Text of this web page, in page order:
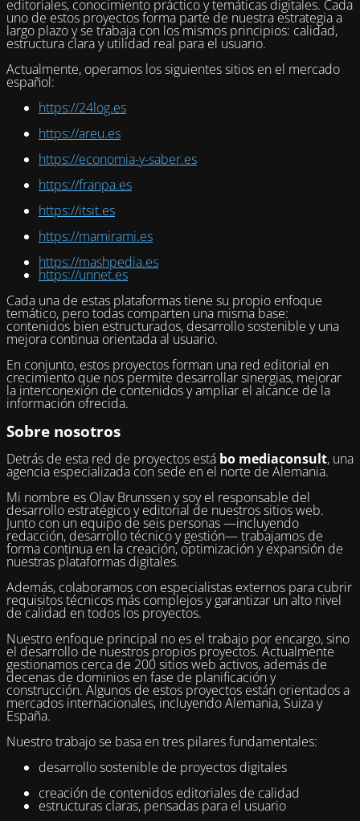
editoriales, conocimiento práctico y temáticas digitales. Cada
uno de estos proyectos forma parte de nuestra estrategia a
largo plazo y se trabaja con los mismos principios: calidad,
estructura clara y utilidad real para el usuario.
Actualmente, operamos los siguientes sitios en el mercado
español:
https://24log.es
https://areu.es
https://economia-y-saber.es
https://franpa.es
https://itsit.es
https://mamirami.es
https://mashpedia.es
https://unnet.es
Cada una de estas plataformas tiene su propio enfoque
temático, pero todas comparten una misma base:
contenidos bien estructurados, desarrollo sostenible y una
mejora continua orientada al usuario.
En conjunto, estos proyectos forman una red editorial en
crecimiento que nos permite desarrollar sinergias, mejorar
la interconexión de contenidos y ampliar el alcance de la
información ofrecida.
Sobre nosotros
Detrás de esta red de proyectos está bo mediaconsult, una
agencia especializada con sede en el norte de Alemania.
Mi nombre es Olav Brunssen y soy el responsable del
desarrollo estratégico y editorial de nuestros sitios web.
Junto con un equipo de seis personas —incluyendo
redacción, desarrollo técnico y gestión— trabajamos de
forma continua en la creación, optimización y expansión de
nuestras plataformas digitales.
Además, colaboramos con especialistas externos para cubrir
requisitos técnicos más complejos y garantizar un alto nivel
de calidad en todos los proyectos.
Nuestro enfoque principal no es el trabajo por encargo, sino
el desarrollo de nuestros propios proyectos. Actualmente
gestionamos cerca de 200 sitios web activos, además de
decenas de dominios en fase de planificación y
construcción. Algunos de estos proyectos están orientados a
mercados internacionales, incluyendo Alemania, Suiza y
España.
Nuestro trabajo se basa en tres pilares fundamentales:
desarrollo sostenible de proyectos digitales
creación de contenidos editoriales de calidad
estructuras claras, pensadas para el usuario